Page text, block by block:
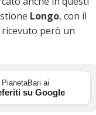
Longo, con il
però un
ai
su Google